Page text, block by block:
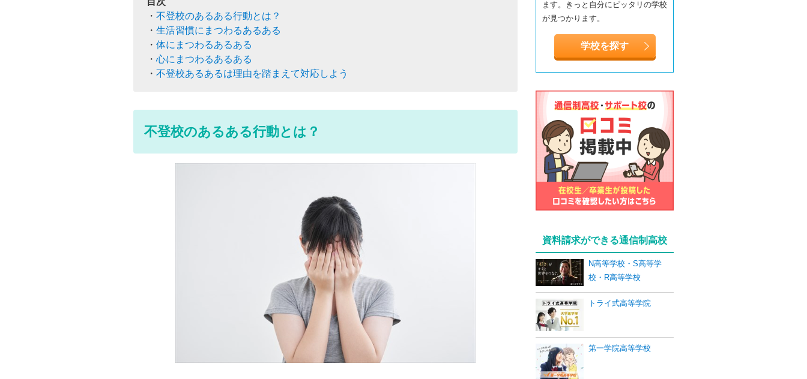
不登校のあるある行動とは？
生活習慣にまつわるあるある
体にまつわるあるある
心にまつわるあるある
不登校あるあるは理由を踏まえて対応しよう
不登校のあるある行動とは？
ます。きっと自分にピッタリの学校
が見つかります。
学校を探す
資料請求ができる通信制高校
N高等学校・S高等学
校・R高等学校
トライ式高等学院
第一学院高等学校